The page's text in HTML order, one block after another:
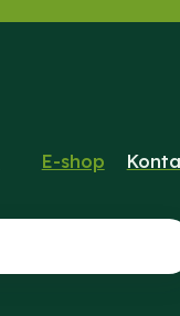
E-shop